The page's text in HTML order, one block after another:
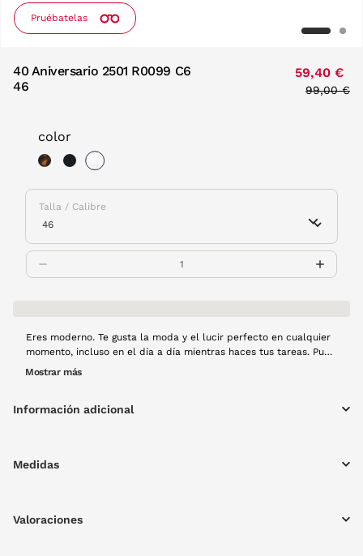
Pruébatelas
40 Aniversario 2501 R0099 C6
46
59,40 €
Price
99,00 €
color
Talla / Calibre
Eres moderno. Te gusta la moda y el lucir perfecto en cualquier
momento, incluso en el día a día mientras haces tus tareas. Pues
las gafas graduadas 40 Aniversario 2501 R0099 son tu elección.
Mostrar más
Información adicional
Medidas
Valoraciones